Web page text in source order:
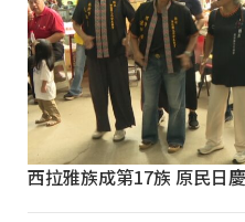
西拉雅族成第17族 原民日